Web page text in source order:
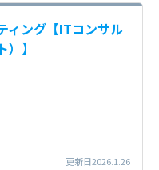
ィング【ITコンサル
】
更新日2026.1.26